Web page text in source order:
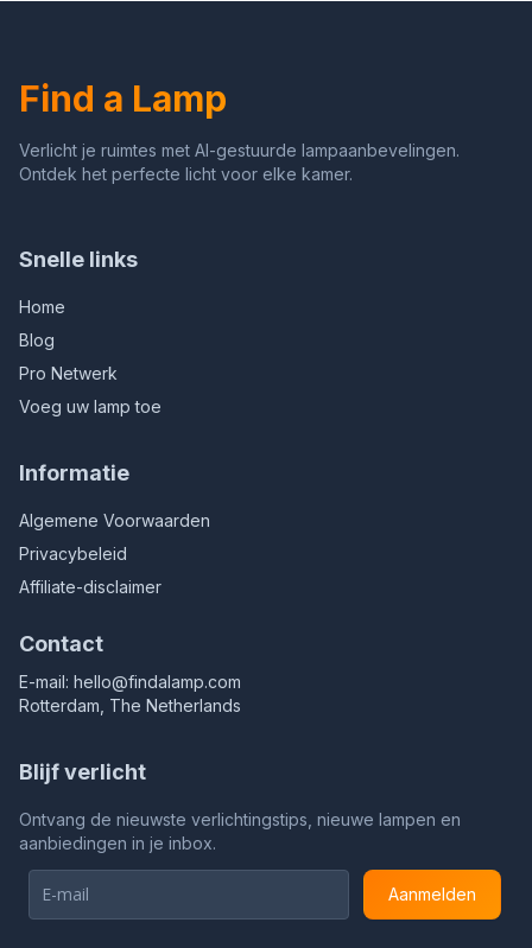
Find a Lamp
Verlicht je ruimtes met AI-gestuurde lampaanbevelingen.
Ontdek het perfecte licht voor elke kamer.
Snelle links
Home
Blog
Pro Netwerk
Voeg uw lamp toe
Informatie
Algemene Voorwaarden
Privacybeleid
Affiliate-disclaimer
Contact
E-mail: hello@findalamp.com
Rotterdam, The Netherlands
Blijf verlicht
Ontvang de nieuwste verlichtingstips, nieuwe lampen en
aanbiedingen in je inbox.
Aanmelden